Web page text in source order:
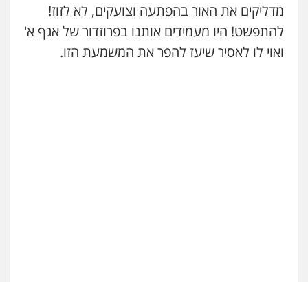
מדליקים את האור בהפתעה וצועקים, לא לזוז!
להתפשט! היו מעמידים אותנו בפרוזדור של אגף א'
ואוי לו לאסיר שיעז להפר את המשמעת הזו.